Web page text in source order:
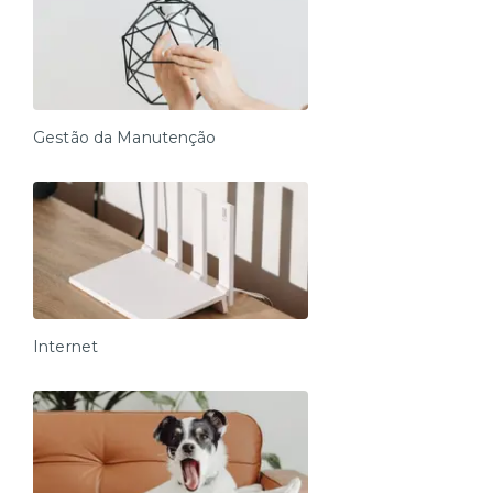
Gestão da Manutenção
Internet